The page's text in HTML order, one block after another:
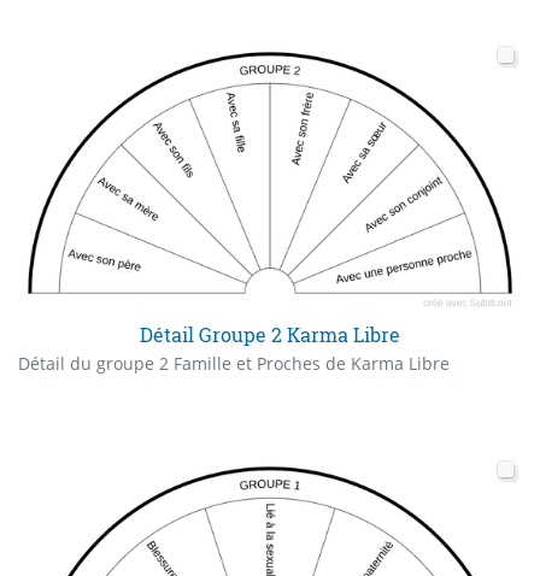
Détail Groupe 2 Karma Libre
Détail du groupe 2 Famille et Proches de Karma Libre